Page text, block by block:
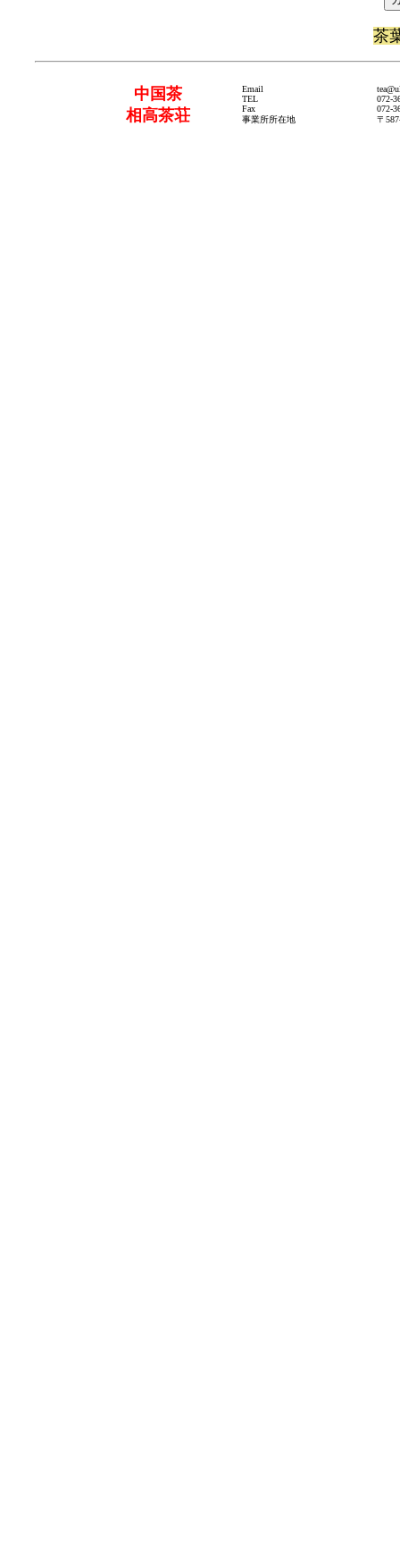
茶
中国茶
相高茶荘
Email
TEL
Fax
事業所所在地
072-
072-
〒